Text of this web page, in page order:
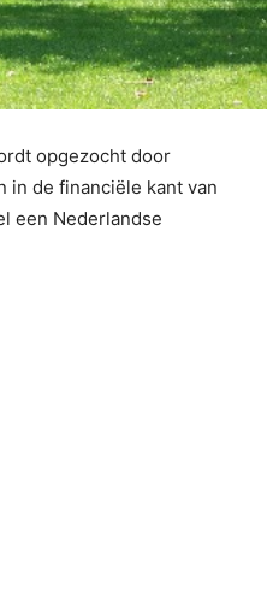
opgezocht door
in de financiële kant van
een Nederlandse